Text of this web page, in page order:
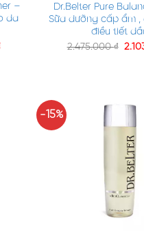
–
da
Dr.Belter Pure
Sữa dưỡng cấp ẩm ,
điều tiết
2.475.000₫
-15%